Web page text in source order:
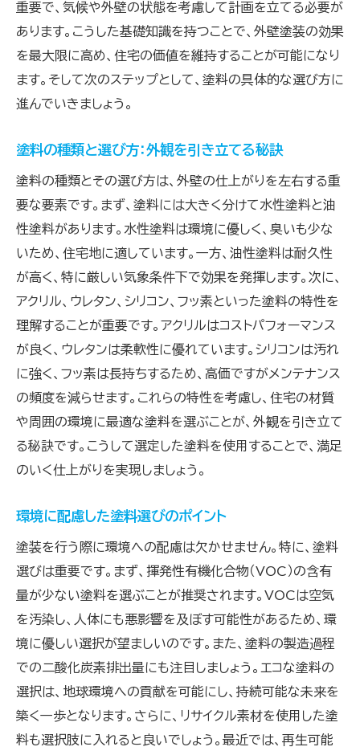
重要で、気候や外壁の状態を考慮して計画を立てる必要が
あります。こうした基礎知識を持つことで、外壁塗装の効果
を最大限に高め、住宅の価値を維持することが可能になり
ます。そして次のステップとして、塗料の具体的な選び方に
進んでいきましょう。
塗料の種類と選び方：外観を引き立てる秘訣
塗料の種類とその選び方は、外壁の仕上がりを左右する重
要な要素です。まず、塗料には大きく分けて水性塗料と油
性塗料があります。水性塗料は環境に優しく、臭いも少な
いため、住宅地に適しています。一方、油性塗料は耐久性
が高く、特に厳しい気象条件下で効果を発揮します。次に、
アクリル、ウレタン、シリコン、フッ素といった塗料の特性を
理解することが重要です。アクリルはコストパフォーマンス
が良く、ウレタンは柔軟性に優れています。シリコンは汚れ
に強く、フッ素は長持ちするため、高価ですがメンテナンス
の頻度を減らせます。これらの特性を考慮し、住宅の材質
や周囲の環境に最適な塗料を選ぶことが、外観を引き立て
る秘訣です。こうして選定した塗料を使用することで、満足
のいく仕上がりを実現しましょう。
環境に配慮した塗料選びのポイント
塗装を行う際に環境への配慮は欠かせません。特に、塗料
選びは重要です。まず、揮発性有機化合物（VOC）の含有
量が少ない塗料を選ぶことが推奨されます。VOCは空気
を汚染し、人体にも悪影響を及ぼす可能性があるため、環
境に優しい選択が望ましいのです。また、塗料の製造過程
での二酸化炭素排出量にも注目しましょう。エコな塗料の
選択は、地球環境への貢献を可能にし、持続可能な未来を
築く一歩となります。さらに、リサイクル素材を使用した塗
料も選択肢に入れると良いでしょう。最近では、再生可能